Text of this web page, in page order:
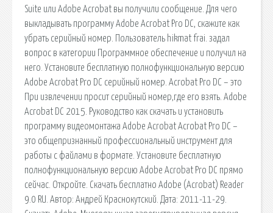
Suite или Adobe Acrobat вы получили сообщение. Для чего
выкладывать программу Adobe Acrobat Pro DC, скажите как
убрать серийный номер. Пользователь hikmat frai. задал
вопрос в категории Программное обеспечение и получил на
него. Установите бесплатную полнофункциональную версию
Adobe Acrobat Pro DC серийный номер. Acrobat Pro DC – это
При извлечении просит серийный номер,где его взять. Adobe
Acrobat DC 2015. Руководство как скачать и установить
программу видеомонтажа Adobe Acrobat Acrobat Pro DC –
это общепризнанный профессиональный инструмент для
работы с файлами в формате. Установите бесплатную
полнофункциональную версию Adobe Acrobat Pro DC прямо
сейчас. Откройте. Скачать бесплатно Adobe (Acrobat) Reader
9.0 RU. Автор: Андрей Краснокутский. Дата: 2011-11-29.